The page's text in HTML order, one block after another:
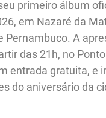
primeiro álbum
em Nazaré da
Pernambuco. A
das 21h, no
entrada gratuita, e
do aniversário da